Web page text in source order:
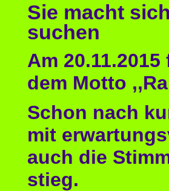
Sie macht
suchen
Am
dem Motto
Schon nach
mit
auch die
stieg.